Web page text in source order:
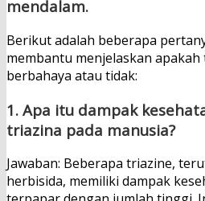
mendalam.
Berikut adalah beberapa
membantu menjelaskan
berbahaya atau tidak:
1. Apa itu dampak
triazina pada manusia?
Jawaban: Beberapa triazine,
herbisida, memiliki dampak